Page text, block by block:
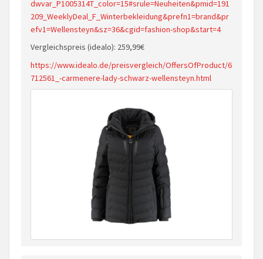
dwvar_P1005314T_color=15#srule=Neuheiten&pmid=191
209_WeeklyDeal_F_Winterbekleidung&prefn1=brand&pr
efv1=Wellensteyn&sz=36&cgid=fashion-shop&start=4
Vergleichspreis (idealo): 259,99€
https://www.idealo.de/preisvergleich/OffersOfProduct/6
712561_-carmenere-lady-schwarz-wellensteyn.html